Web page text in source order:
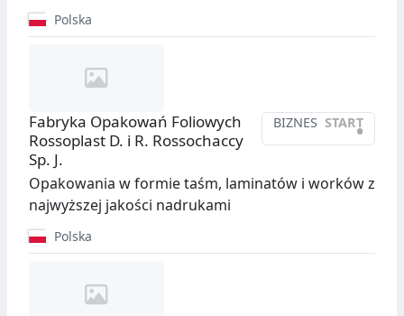
Polska
BIZNES START
•
Fabryka Opakowań Foliowych
Rossoplast D. i R. Rossochaccy
Sp. J.
Opakowania w formie taśm, laminatów i worków z
najwyższej jakości nadrukami
Polska